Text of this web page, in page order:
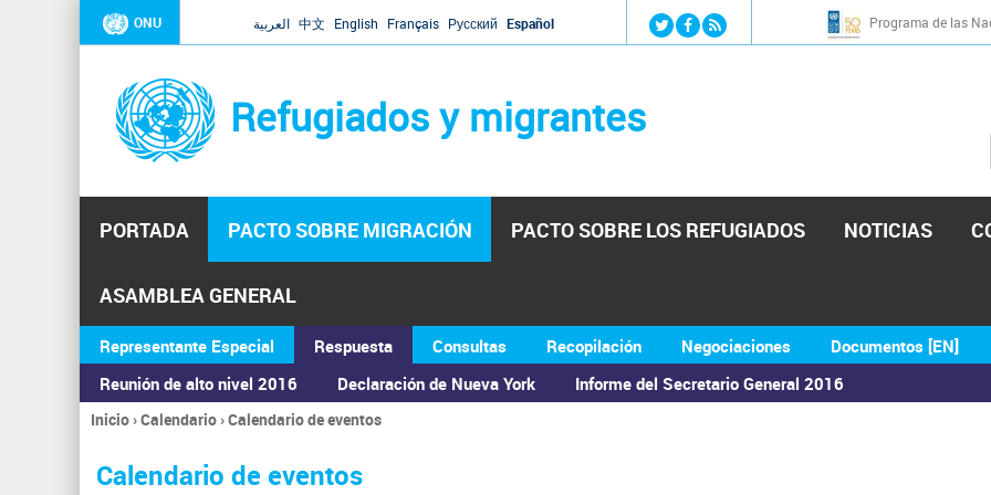
Jump to navigation
ONU العربية 中文 English Français Русский Español Programa de las
Refugiados y migrantes
PORTADA PACTO SOBRE MIGRACIÓN
Representante Especial
Respuesta
Reunión de alto nivel 2016
Declaración de Nueva York Informe del Secretario General 2016
Consultas Recopilación Negociaciones Documentos [EN]
PACTO SOBRE LOS REFUGIADOS NOTICIAS
ASAMBLEA GENERAL
Se
encuentra
usted
Inicio›Calendario›Calendario de eventos
Calendario de eventos